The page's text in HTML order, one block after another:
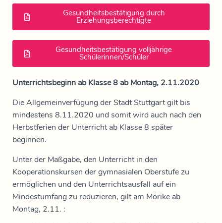
Gesundheitsbestätigung durch
Erziehungsberechtigte
Gesundheitsbestätigung volljährige
Schülerinnen/Schüler
Unterrichtsbeginn ab Klasse 8 ab Montag, 2.11.2020
Die Allgemeinverfügung der Stadt Stuttgart gilt bis
mindestens 8.11.2020 und somit wird auch nach den
Herbstferien der Unterricht ab Klasse 8 später
beginnen.
Unter der Maßgabe, den Unterricht in den
Kooperationskursen der gymnasialen Oberstufe zu
ermöglichen und den Unterrichtsausfall auf ein
Mindestumfang zu reduzieren, gilt am Mörike ab
Montag, 2.11. :